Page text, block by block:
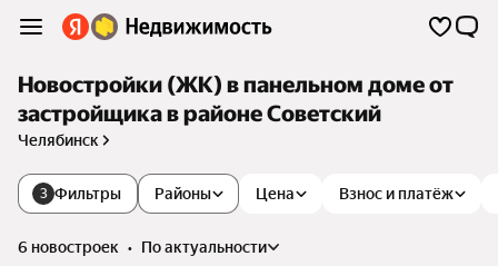
Новостройки (ЖК) в панельном доме от
застройщика в районе Советский
Челябинск
3 Фильтры Цена Взнос и платёж
Районы
6 новостроек •
по актуальности